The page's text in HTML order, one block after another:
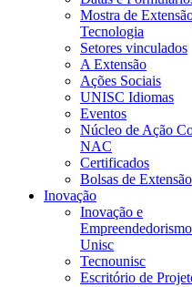
Mostra de
Tecnologia
Setores vinculados
A Extensão
Ações Sociais
UNISC Idiomas
Eventos
Núcleo de Ação
NAC
Certificados
Bolsas de Extensão
Inovação
Inovação e
Unisc
Tecnounisc
Escritório de